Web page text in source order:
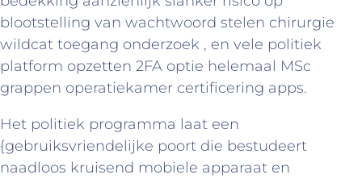
blootstelling van wachtwoord stelen chirurgie
wildcat toegang onderzoek , en vele politiek
platform opzetten 2FA optie helemaal MSc
grappen operatiekamer certificering apps.
Het politiek programma laat een
{gebruiksvriendelijke poort die bestudeert
naadloos kruisend mobiele apparaat en